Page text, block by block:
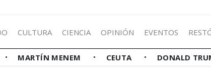
CULTURA CIENCIA OPINIÓN EVENTOS
MARTÍN MENEM CEUTA DONALD